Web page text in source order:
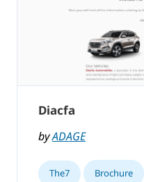
Diacfa
byADAGE
The7 Brochure